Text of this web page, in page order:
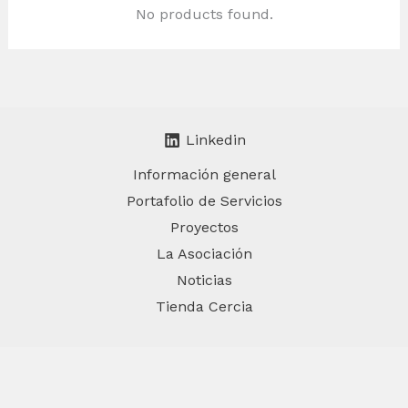
No products found.
Linkedin
Información general
Portafolio de Servicios
Proyectos
La Asociación
Noticias
Tienda Cercia